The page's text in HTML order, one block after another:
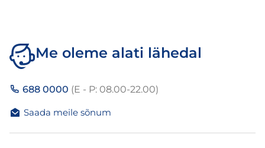
Me oleme alati lähedal
688 0000 (E - P: 08.00-22.00)
Saada meile sõnum